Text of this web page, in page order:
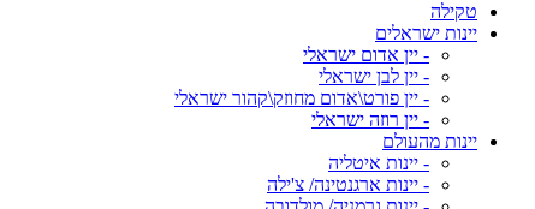
טקילה
יינות ישראלים
- יין אדום ישראלי
- יין לבן ישראלי
- יין פורט\אדום מחוזק\קהור ישראלי
- יין רוזה ישראלי
יינות מהעולם
- יינות איטליה
- יינות ארגנטינה/ צ'ילה